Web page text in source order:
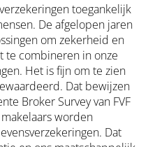
toegankelijk
De afgelopen jaren
om zekerheid en
te combineren in onze
Het is fijn om te zien
Dat bewijzen
Broker Survey van FVF
worden
Dat